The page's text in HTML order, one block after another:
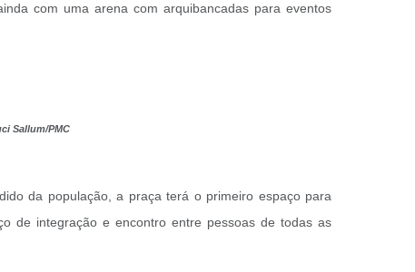
com uma arena com arquibancadas para eventos
Sallum/PMC
da população, a praça terá o primeiro espaço para
de integração e encontro entre pessoas de todas as